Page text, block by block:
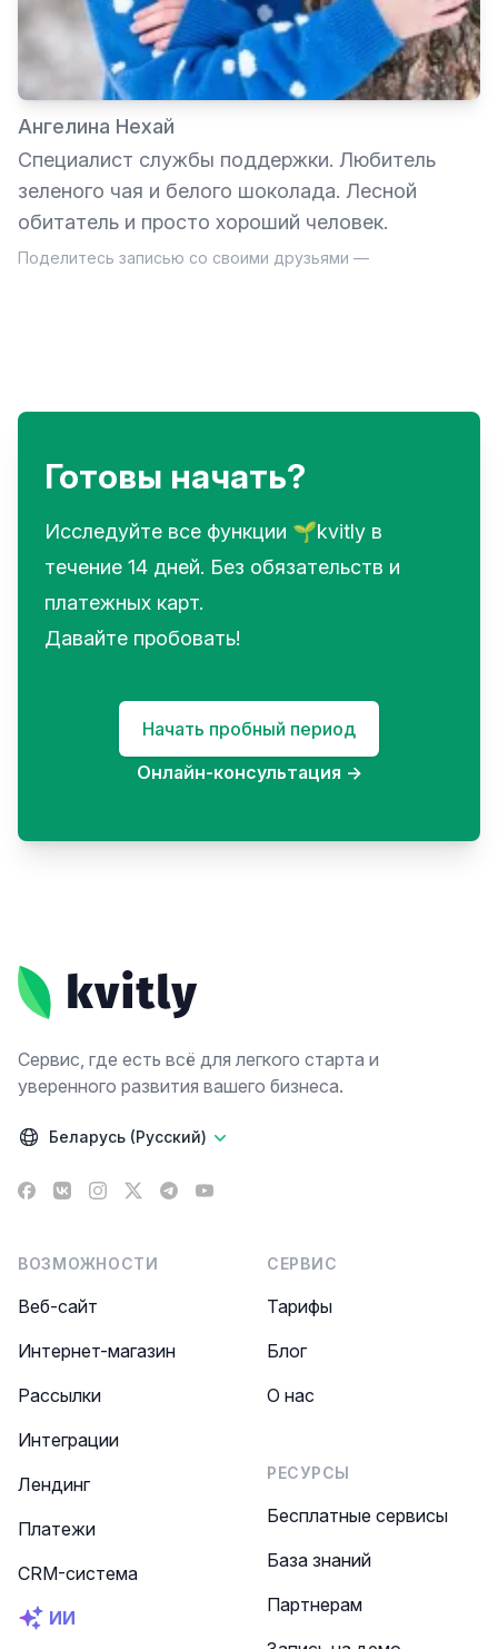
Ангелина Нехай
Специалист службы поддержки. Любитель
зеленого чая и белого шоколада. Лесной
обитатель и просто хороший человек.
Поделитесь записью со своими друзьями —
Готовы начать?
Исследуйте все функции 🌱kvitly в
течение 14 дней. Без обязательств и
платежных карт.
Давайте пробовать!
Начать пробный период
Онлайн-консультация →
Сервис, где есть всё для легкого старта и
уверенного развития вашего бизнеса.
Беларусь (Русский)
Facebook
VK Instagram
X TelegramYouTube
ВОЗМОЖНОСТИ
Веб-сайт
Интернет-магазин
Рассылки
Интеграции
Лендинг
Платежи
CRM-система
ИИ
СЕРВИС
Тарифы
Блог
О нас
РЕСУРСЫ
Бесплатные сервисы
База знаний
Партнерам